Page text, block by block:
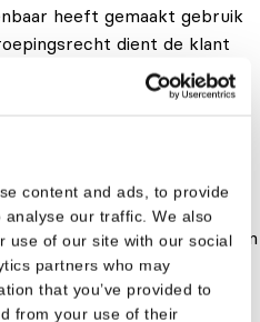
content and ads, to provide
our traffic. We also
use of our site with our social
partners who may
that you’ve provided to
from your use of their
heeft gemaakt gebruik
dient de klant
te sturen. De
teruggestuurd,
bewijs van verzending.
in lid 2 en 3 genoemde
gebruik te willen
resp. het product niet aan
is de koop een feit.